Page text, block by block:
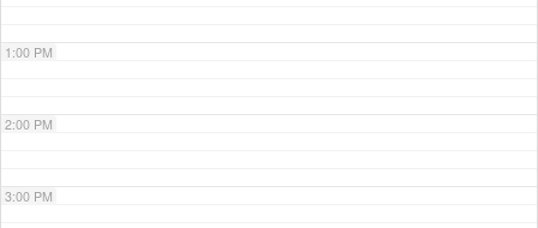
1:00 PM
2:00 PM
3:00 PM